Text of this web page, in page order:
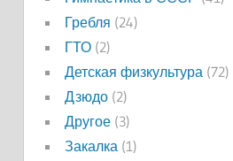
Гребля (24)
ГТО(2)
Детская физкультура(72)
Дзюдо(2)
Другое(3)
Закалка(1)